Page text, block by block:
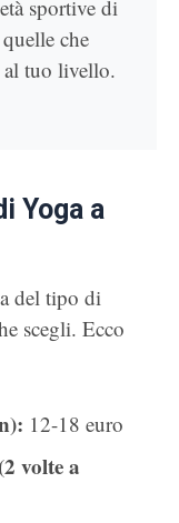
sportive di
che
al tuo livello.
Yoga a
del tipo di
scegli. Ecco
12-18 euro
volte a